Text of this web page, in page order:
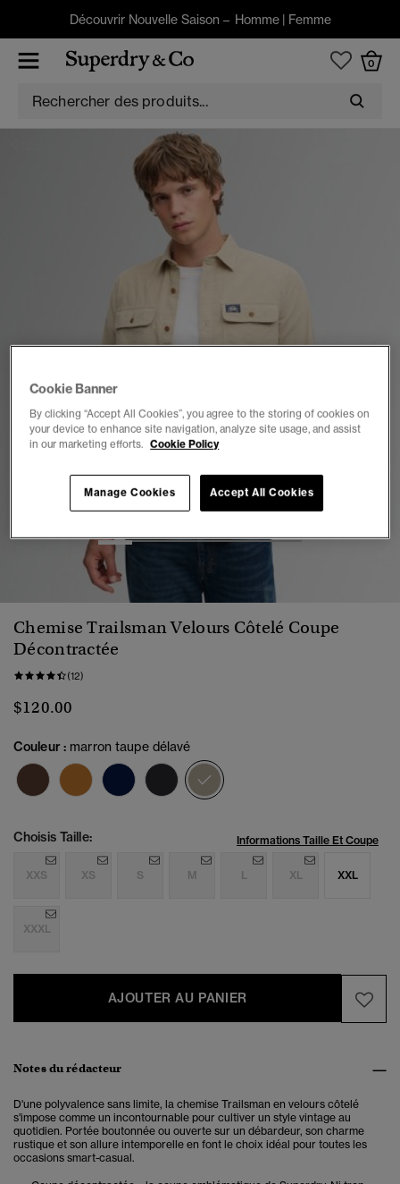
Découvrir Nouvelle Saison – Homme| Femme
0
1
Chemise Trailsman Velours Côtelé Coupe
Décontractée
(12)
$120.00
Couleur : marron taupe délavé
Choisis Taille: Informations Taille Et Coupe
XXS XS S M L XL XXL
XXXL
AJOUTER AU PANIER
Notes du rédacteur
D'une polyvalence sans limite, la chemise Trailsman en velours côtelé
s'impose comme un incontournable pour cultiver un style vintage au
quotidien. Portée boutonnée ou ouverte sur un débardeur, son charme
rustique et son allure intemporelle en font le choix idéal pour toutes les
occasions smart-casual.
Cookie Banner
By clicking “Accept All Cookies”, you agree to the storing of cookies on
your device to enhance site navigation, analyze site usage, and assist
in our marketing efforts. Cookie Policy
Accept All Cookies
Manage Cookies